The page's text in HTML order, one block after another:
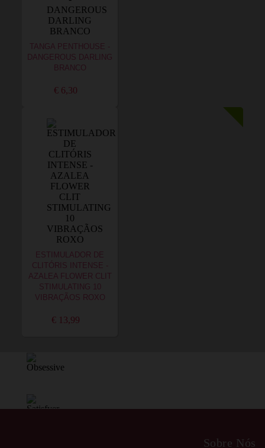
TANGA PENTHOUSE -
DANGEROUS DARLING
BRANCO
€ 6,30
ESTIMULADOR DE
CLITÓRIS INTENSE -
AZALEA FLOWER CLIT
STIMULATING 10
VIBRAÇÃOS ROXO
€ 13,99
Sobre Nós